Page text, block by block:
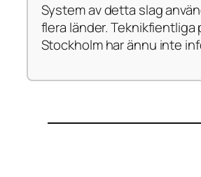
System av detta slag
flera länder. Teknikfientliga
Stockholm har ännu inte